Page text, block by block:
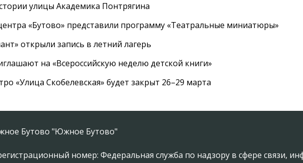
улицы Академика Понтрягина
«Бутово» представили программу «Театральные миниатюры»
открыли запись в летний лагерь
на «Всероссийскую неделю детской книги»
«Улица Скобелевская» будет закрыт 26–29 марта
Бутово "Южное Бутово"
номер: Федеральная служба по надзору в сфере связи,